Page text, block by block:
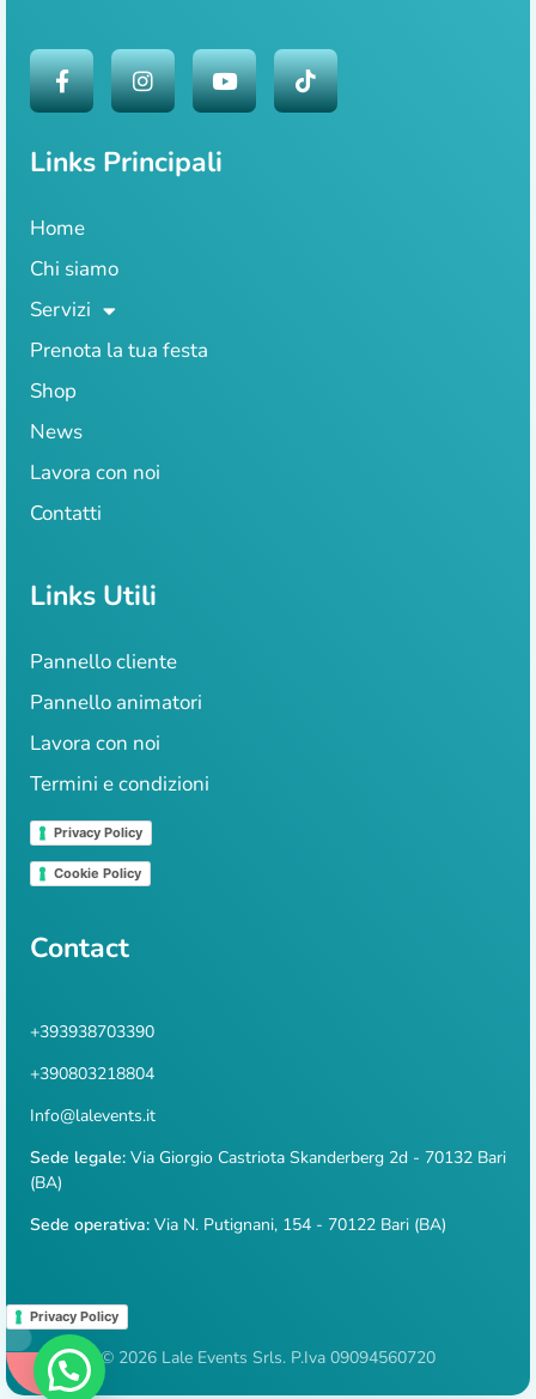
Links Principali
Home
Chi siamo
Servizi
Prenota la tua festa
Shop
News
Lavora con noi
Contatti
Links Utili
Pannello cliente
Pannello animatori
Lavora con noi
Termini e condizioni
Privacy Policy
Cookie Policy
Contact
+393938703390
+390803218804
Info@lalevents.it
Sede legale: Via Giorgio Castriota Skanderberg 2d - 70132 Bari
(BA)
Sede operativa: Via N. Putignani, 154 - 70122 Bari (BA)
Privacy Policy
© 2026 Lale Events Srls. P.Iva 09094560720